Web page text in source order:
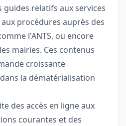
guides relatifs aux services
procédures auprès des
l'ANTS, ou encore
mairies. Ces contenus
croissante
la dématérialisation
des accès en ligne aux
courantes et des